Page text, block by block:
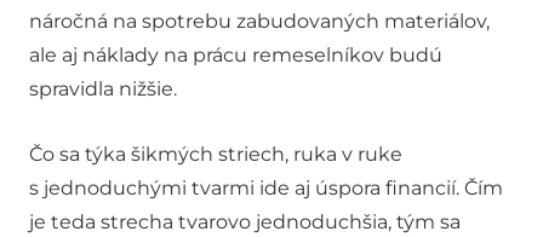
náročná na spotrebu zabudovaných materiálov,
ale aj náklady na prácu remeselníkov budú
spravidla nižšie.
Čo sa týka šikmých striech, ruka v ruke
s jednoduchými tvarmi ide aj úspora financií. Čím
je teda strecha tvarovo jednoduchšia, tým sa